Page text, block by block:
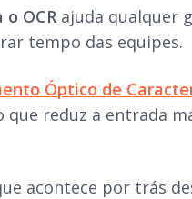
OCR ajuda qualquer
tempo das equipes.
Óptico de
que reduz a entrada
acontece por trás